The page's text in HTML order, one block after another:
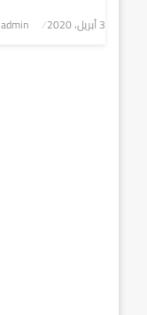
نُشر
3 أبريل، 2020 admin